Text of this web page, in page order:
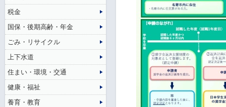
税金
国保・後期高齢・年金
ごみ・リサイクル
上下水道
住まい・環境・交通
健康・福祉
養育・教育